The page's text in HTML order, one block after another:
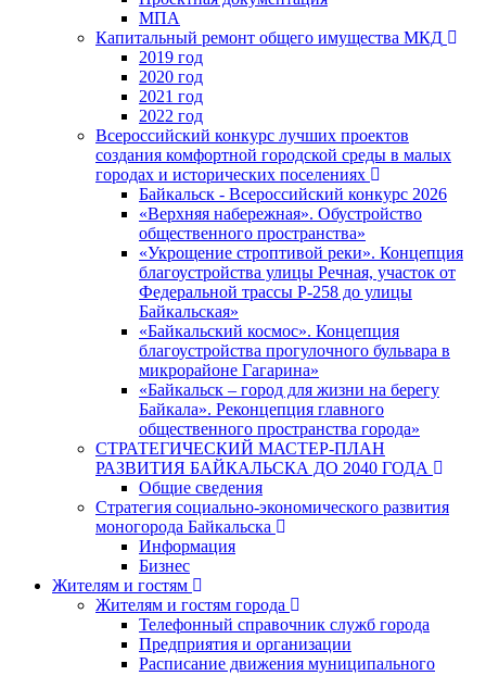
МПА
Капитальный ремонт общего имущества МКД
2019 год
2020 год
2021 год
2022 год
Всероссийский конкурс лучших проектов
создания комфортной городской среды в малых
городах и исторических поселениях
Байкальск - Всероссийский конкурс 2026
«Верхняя набережная». Обустройство
общественного пространства»
«Укрощение строптивой реки». Концепция
благоустройства улицы Речная, участок от
Федеральной трассы Р-258 до улицы
Байкальская»
«Байкальский космос». Концепция
благоустройства прогулочного бульвара в
микрорайоне Гагарина»
«Байкальск – город для жизни на берегу
Байкала». Реконцепция главного
общественного пространства города»
СТРАТЕГИЧЕСКИЙ МАСТЕР-ПЛАН
РАЗВИТИЯ БАЙКАЛЬСКА ДО 2040 ГОДА
Общие сведения
Стратегия социально-экономического развития
моногорода Байкальска
Информация
Бизнес
Жителям и гостям
Жителям и гостям города
Телефонный справочник служб города
Предприятия и организации
Расписание движения муниципального